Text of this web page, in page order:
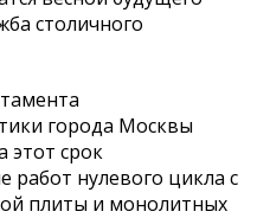
столичного
города Москвы
этот срок
работ нулевого цикла с
плиты и монолитных